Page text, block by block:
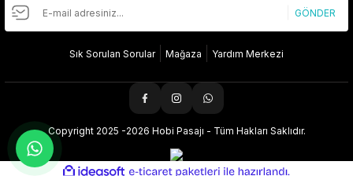
GÖNDER
Sık Sorulan Sorular Mağaza Yardım Merkezi
Copyright 2025 -2026 Hobi Pasajı - Tüm Hakları Saklıdır.
ideasoft e-